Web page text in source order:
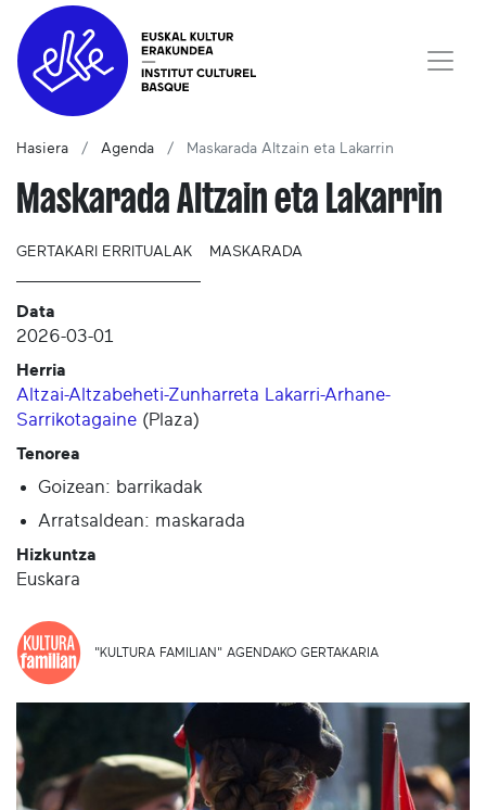
Hasiera Agenda Maskarada Altzain eta Lakarrin
Maskarada Altzain eta Lakarrin
GERTAKARI ERRITUALAK MASKARADA
Data
2026-03-01
Herria
Altzai-Altzabeheti-Zunharreta
Lakarri-Arhane-
Sarrikotagaine (Plaza)
Tenorea
Goizean: barrikadak
Arratsaldean: maskarada
Hizkuntza
Euskara
"KULTURA FAMILIAN" AGENDAKO GERTAKARIA